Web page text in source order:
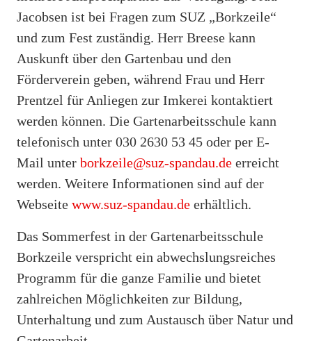
Jacobsen ist bei Fragen zum SUZ „Borkzeile“
und zum Fest zuständig. Herr Breese kann
Auskunft über den Gartenbau und den
Förderverein geben, während Frau und Herr
Prentzel für Anliegen zur Imkerei kontaktiert
werden können. Die Gartenarbeitsschule kann
telefonisch unter 030 2630 53 45 oder per E-
Mail unter borkzeile@suz-spandau.de erreicht
werden. Weitere Informationen sind auf der
Webseite www.suz-spandau.de erhältlich.
Das Sommerfest in der Gartenarbeitsschule
Borkzeile verspricht ein abwechslungsreiches
Programm für die ganze Familie und bietet
zahlreichen Möglichkeiten zur Bildung,
Unterhaltung und zum Austausch über Natur und